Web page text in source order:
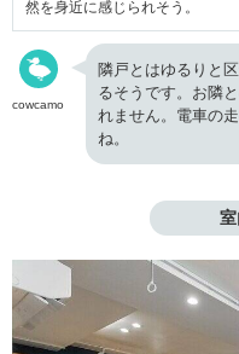
然を身近に感じられそう。
cowcamo
隣戸とはゆるりと
るそうです。お隣
れません。電車の
ね。